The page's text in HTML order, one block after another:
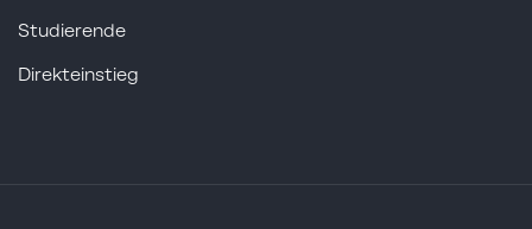
Studierende
Direkteinstieg